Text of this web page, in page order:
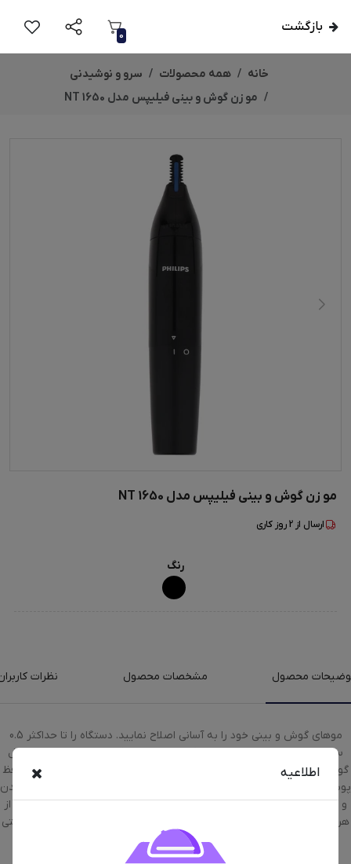
اطلاعیه
بازگشت
0
خانه همه محصولات
سرو و نوشیدنی
مو زن گوش و بینی فیلیپس مدل NT 1650
مو زن گوش و بینی فیلیپس مدل NT 1650
ارسال از 2روز کاری
رنگ
محصول مشخصات محصول نظرات
موهای گوش و بینی خود را به آسانی اصلاح نمایید. دستگاه را تا حداکثر 0.5
سانتی متر داخلی بینی کرده و به آرامی بچرخانید .قبل از اصلاح موهای داخل
گوش وبینی از تمیز بودن مجرای گوش و بینی مطمئن شوید . سیستم محافظ
پوست، برای جلوگیری از تماس مستقیم تیغه ها با سطح پوست، کشیده شدن
و یا جاماندن موها. دارای تیغه های نوآورانه PresicionTrim با امکان برش از
هر دو طرف و پیرایش آسان و کارآمد بدون بریدگی . طراحی ارگونومیک و راحتی
قرار گیری در دست، بدون امکان لغزش.